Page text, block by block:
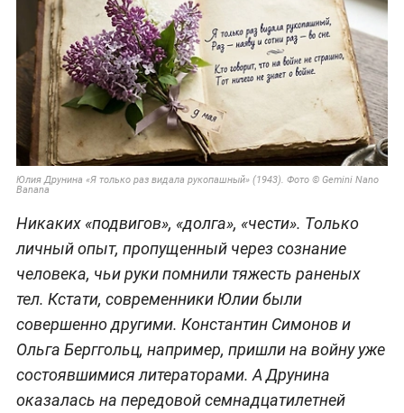
Юлия Друнина «Я только раз видала рукопашный» (1943). Фото © Gemini Nano
Banana
Никаких «подвигов», «долга», «чести». Только
личный опыт, пропущенный через сознание
человека, чьи руки помнили тяжесть раненых
тел. Кстати, современники Юлии были
совершенно другими. Константин Симонов и
Ольга Берггольц, например, пришли на войну уже
состоявшимися литераторами. А Друнина
оказалась на передовой семнадцатилетней